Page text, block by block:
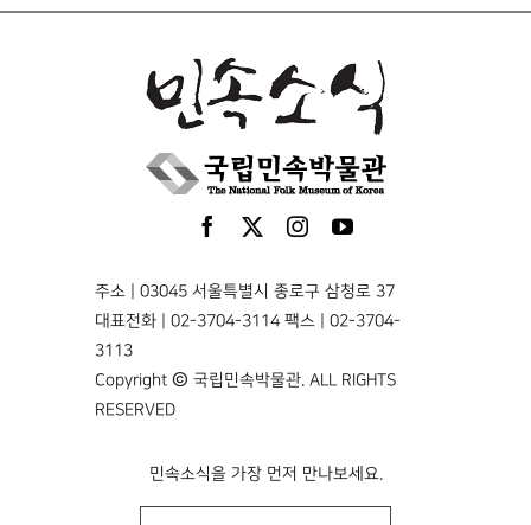
주소 | 03045 서울특별시 종로구 삼청로 37
대표전화 | 02-3704-3114 팩스 | 02-3704-
3113
Copyright © 국립민속박물관. ALL RIGHTS
RESERVED
민속소식을 가장 먼저 만나보세요.